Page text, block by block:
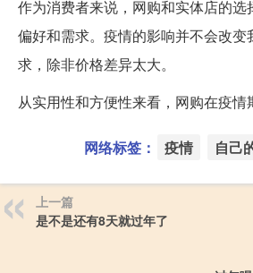
作为消费者来说，网购和实体店的选
偏好和需求。疫情的影响并不会改变
求，除非价格差异太大。
从实用性和方便性来看，网购在疫情
网络标签： 疫情 自己
上一篇
是不是还有8天就过年了